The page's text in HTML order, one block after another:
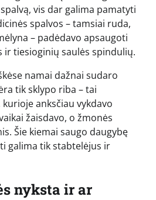
vis dar galima pamatyti
spalvos – tamsiai ruda,
– padėdavo apsaugoti
ir tiesioginių saulės spindulių.
namai dažnai sudaro
tik sklypo riba – tai
anksčiau vykdavo
žaisdavo, o žmonės
Šie kiemai saugo daugybę
galima tik stabtelėjus ir
nyksta ir ar